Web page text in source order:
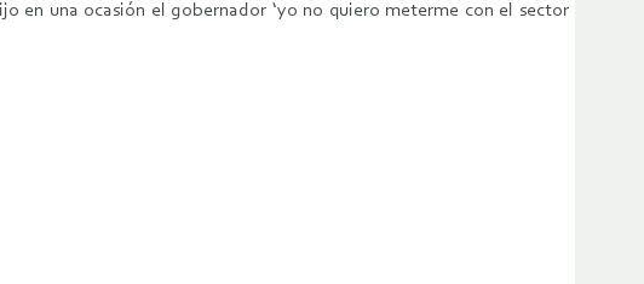
en una ocasión el gobernador ‘yo no quiero meterme con el sector